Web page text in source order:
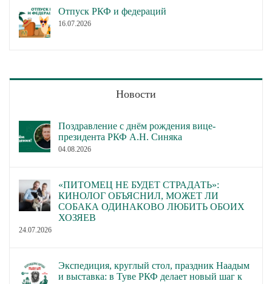
Отпуск РКФ и федераций
16.07.2026
Новости
Поздравление с днём рождения вице-
президента РКФ А.Н. Синяка
04.08.2026
«ПИТОМЕЦ НЕ БУДЕТ СТРАДАТЬ»:
КИНОЛОГ ОБЪЯСНИЛ, МОЖЕТ ЛИ
СОБАКА ОДИНАКОВО ЛЮБИТЬ ОБОИХ
ХОЗЯЕВ
24.07.2026
Экспедиция, круглый стол, праздник Наадым
и выставка: в Туве РКФ делает новый шаг к